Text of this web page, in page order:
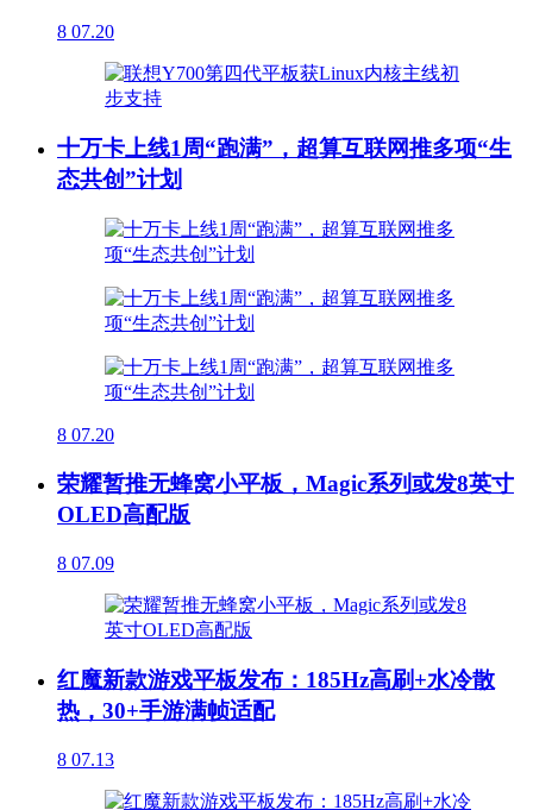
8 07.20
十万卡上线1周“跑满”，超算互联网推多项“生
态共创”计划
8 07.20
荣耀暂推无蜂窝小平板，Magic系列或发8英寸
OLED高配版
8 07.09
红魔新款游戏平板发布：185Hz高刷+水冷散
热，30+手游满帧适配
8 07.13